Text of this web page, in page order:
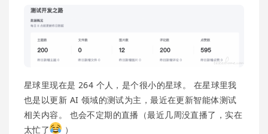
星球里现在是 264 个人，是个很小的星球。 在星球里我
也是以更新 AI 领域的测试为主，最近在更新智能体测试
相关内容。 也会不定期的直播（最近几周没直播了，实在
太忙了
）